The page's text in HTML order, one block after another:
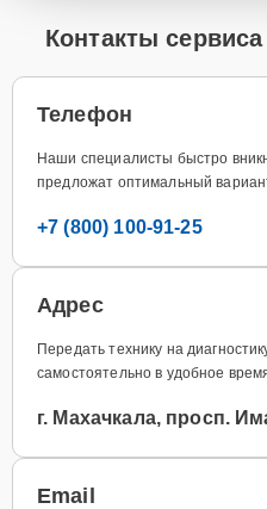
Контакты
Телефон
Наши специалисты быстро
предложат оптимальный
+7 (800) 100-91-25
Адрес
Передать технику на
самостоятельно в удобное
г. Махачкала, просп.
Email